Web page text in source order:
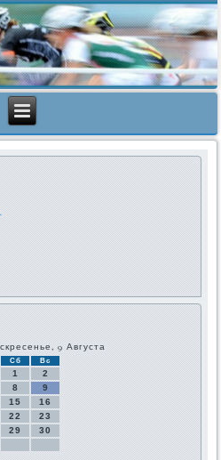
9 Августа
Сб Вс
1
2
8
9
15
16
22
23
29
30